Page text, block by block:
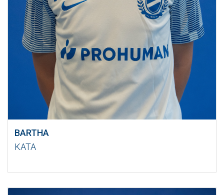
BARTHA
KATA